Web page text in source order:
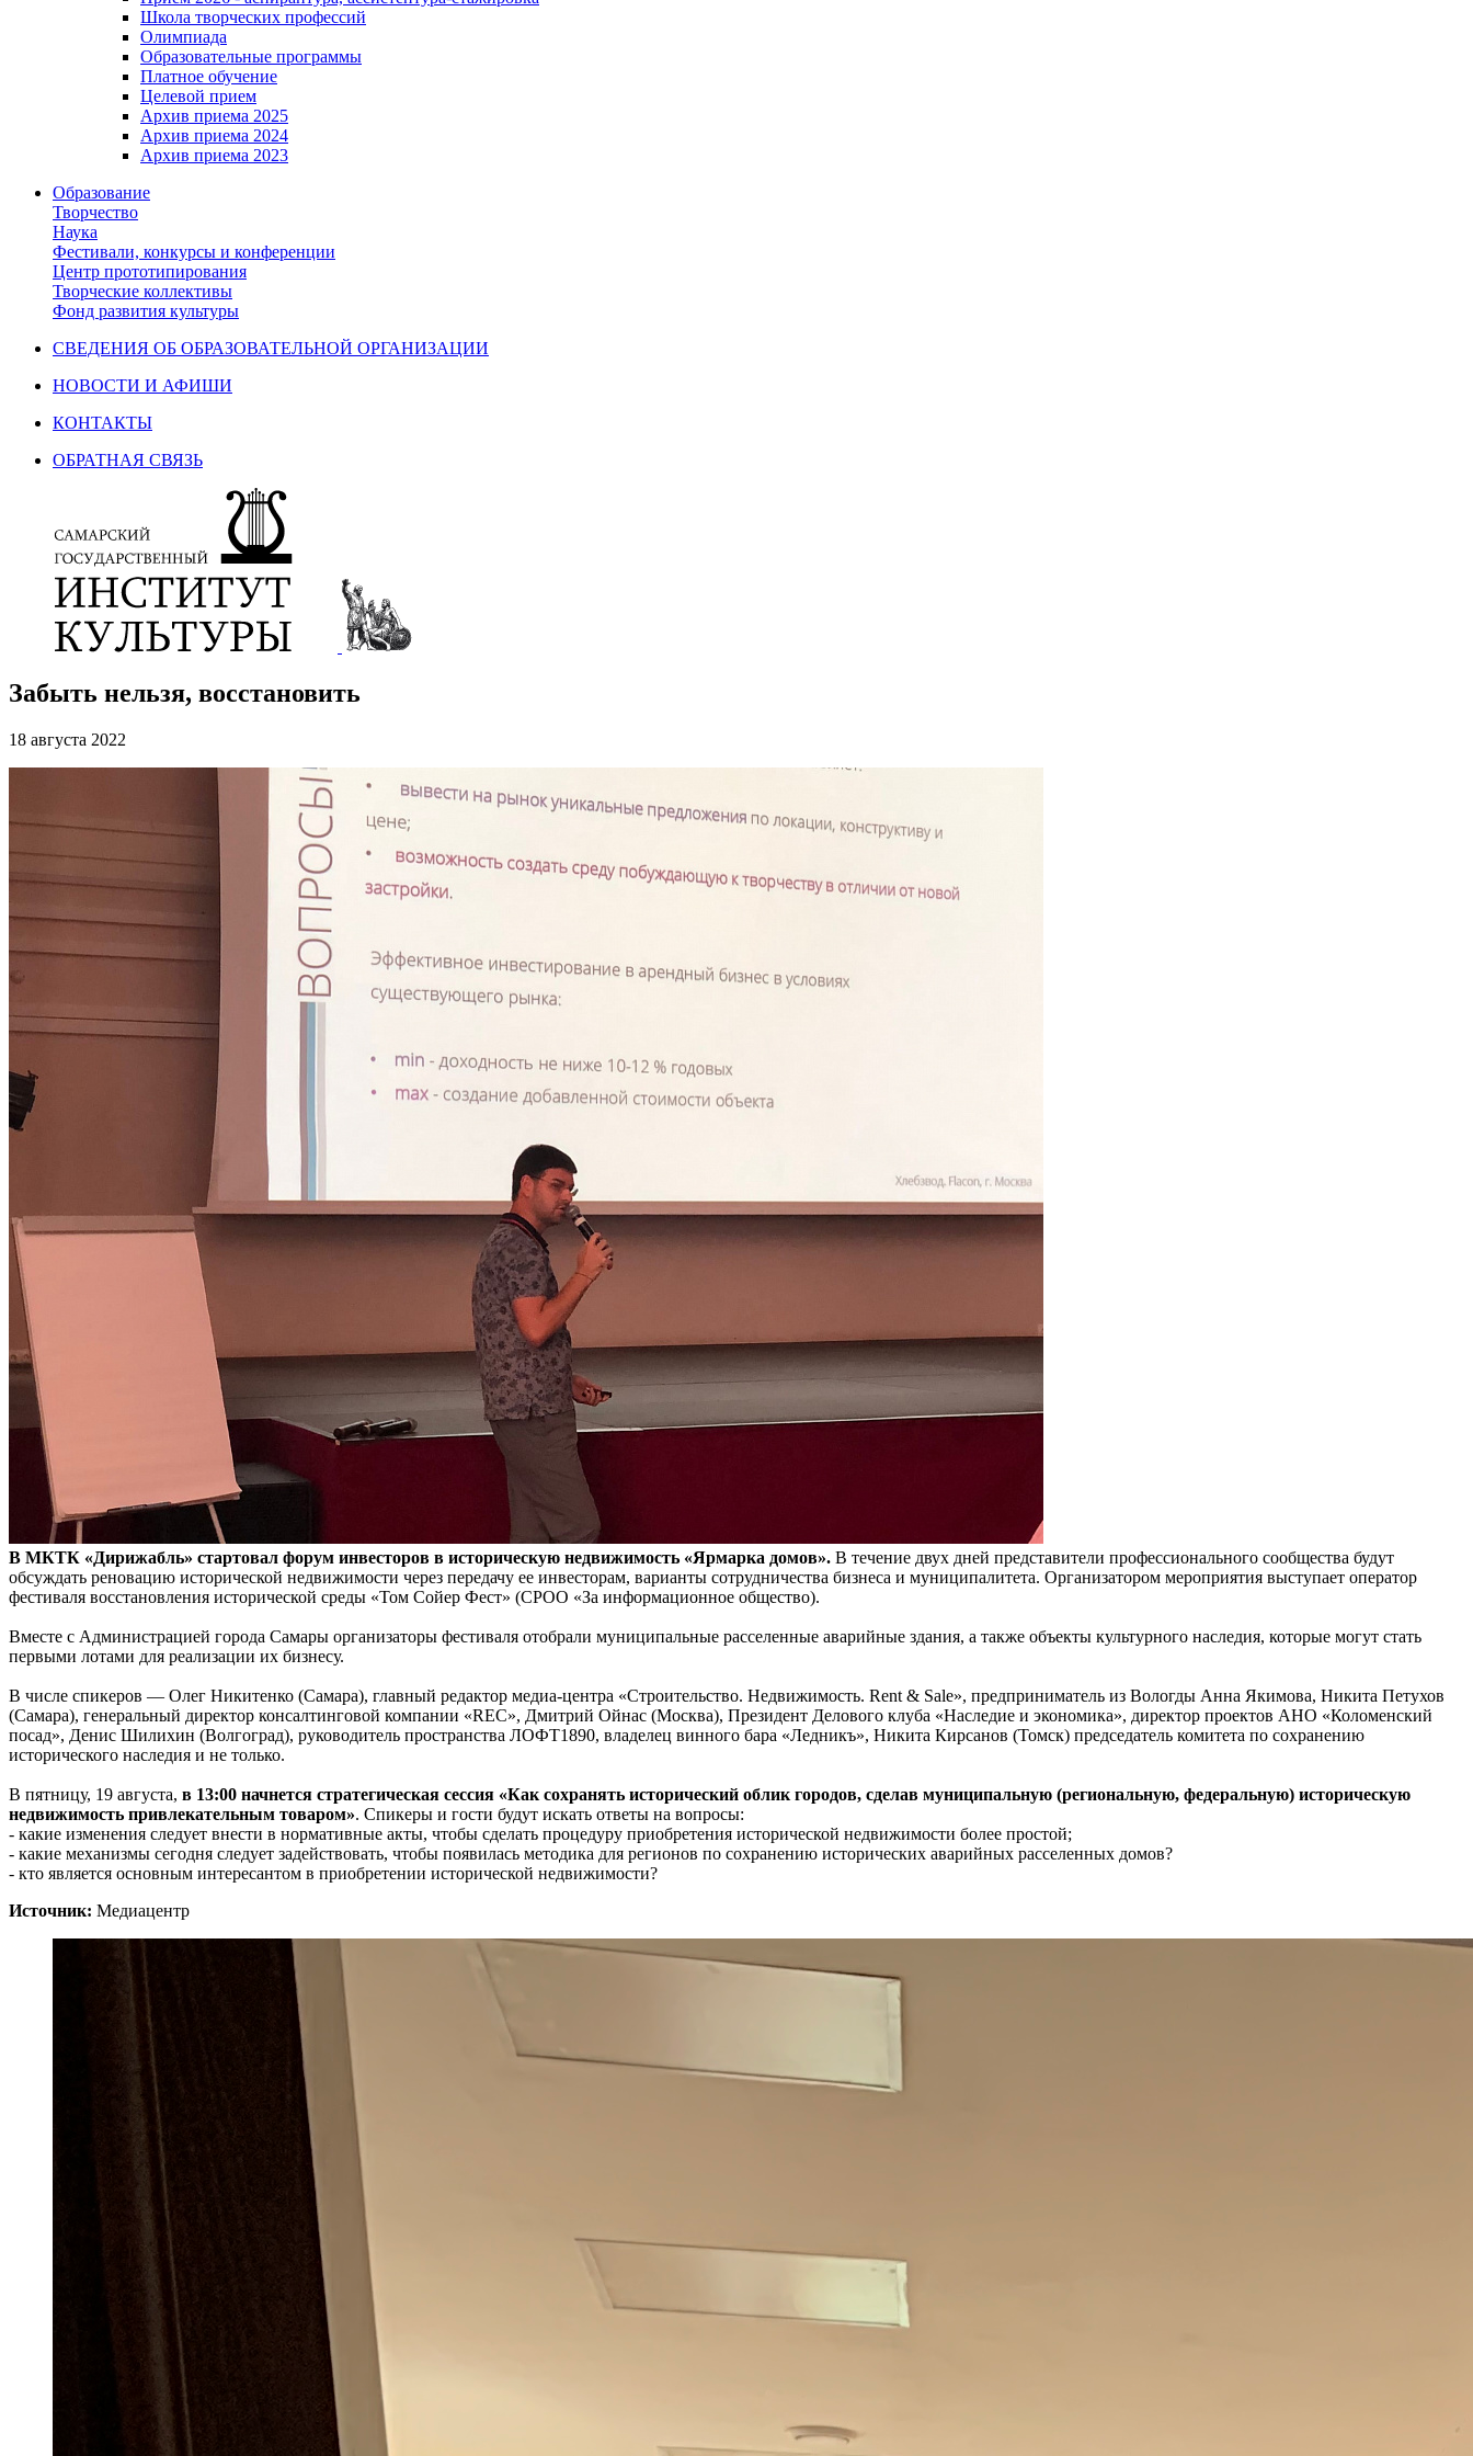
Школа творческих профессий
Олимпиада
Образовательные программы
Платное обучение
Целевой прием
Архив приема 2025
Архив приема 2024
Архив приема 2023
Образование
Творчество
Наука
Фестивали, конкурсы и конференции
Центр прототипирования
Творческие коллективы
Фонд развития культуры
СВЕДЕНИЯ ОБ ОБРАЗОВАТЕЛЬНОЙ ОРГАНИЗАЦИИ
НОВОСТИ И АФИШИ
КОНТАКТЫ
ОБРАТНАЯ СВЯЗЬ
Забыть нельзя, восстановить
18 августа 2022
В МКТК «Дирижабль» стартовал форум инвесторов в историческую недвижимость «Ярмарка домов». В течение двух дней представители профессионального сообщества будут
обсуждать реновацию исторической недвижимости через передачу ее инвесторам, варианты сотрудничества бизнеса и муниципалитета. Организатором мероприятия выступает оператор
фестиваля восстановления исторической среды «Том Сойер Фест» (СРОО «За информационное общество).
Вместе с Администрацией города Самары организаторы фестиваля отобрали муниципальные расселенные аварийные здания, а также объекты культурного наследия, которые могут стать
первыми лотами для реализации их бизнесу.
В числе спикеров — Олег Никитенко (Самара), главный редактор медиа-центра «Строительство. Недвижимость. Rent & Sale», предприниматель из Вологды Анна Якимова, Никита Петухов
(Самара), генеральный директор консалтинговой компании «REC», Дмитрий Ойнас (Москва), Президент Делового клуба «Наследие и экономика», директор проектов АНО «Коломенский
посад», Денис Шилихин (Волгоград), руководитель пространства ЛОФТ1890, владелец винного бара «Ледникъ», Никита Кирсанов (Томск) председатель комитета по сохранению
исторического наследия и не только.
В пятницу, 19 августа, в 13:00 начнется стратегическая сессия «Как сохранять исторический облик городов, сделав муниципальную (региональную, федеральную) историческую
недвижимость привлекательным товаром». Спикеры и гости будут искать ответы на вопросы:
- какие изменения следует внести в нормативные акты, чтобы сделать процедуру приобретения исторической недвижимости более простой;
- какие механизмы сегодня следует задействовать, чтобы появилась методика для регионов по сохранению исторических аварийных расселенных домов?
- кто является основным интересантом в приобретении исторической недвижимости?
Источник: Медиацентр